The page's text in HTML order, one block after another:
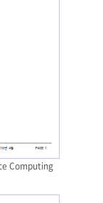
Computing